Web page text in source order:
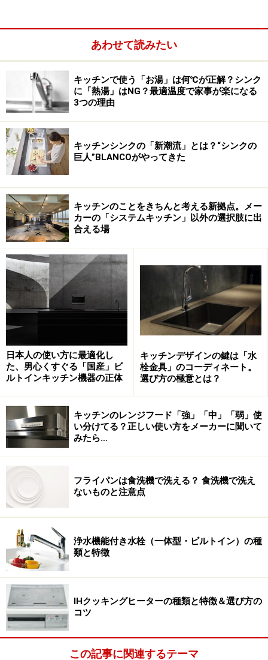
プランニングの際には、ガスコンロやIHクッキングヒー
ターなどの加熱機器と同時に、適したタイプを選択して
いくことになりますが、アイランドキッチンや対面キッ
チンなど、キッチンプランによっては取り入れるタイプ
が異なるケースも。キッチンプラン全体はもちろん、住
まい全体の換気計画にも関わるため、設計担当者と充分
ロッコファンなど
換気扇（ファン・システム）部分の主な方式には、プロ
ペラファンタイプ（直接排気式）とシロッコファンタイ
■プロペラファンタイプ（直接排気式）
気できる（外壁に直接設置できる）場合に設けられるも
の。従来の一戸建て住宅を中心によくみられるタイプ
で、比較的安価です。
取り付けも簡単で換気量も多いのがメリットでしょう。
外壁面にプロペラファンを設置し、フードを組み合わせ
るため分離型と呼ぶこともあります。
あわせて読みたい
キッチンで使う「お湯」は何℃が正解？シンク
に「熱湯」はNG？最適温度で家事が楽になる
3つの理由
キッチンシンクの「新潮流」とは？“シンクの
巨人”BLANCOがやってきた
キッチンのことをきちんと考える新拠点。メー
カーの「システムキッチン」以外の選択肢に出
合える場
日本人の使い方に最適化し
た、男心くすぐる「国産」ビ
ルトインキッチン機器の正体
キッチンデザインの鍵は「水
栓金具」のコーディネート。
選び方の極意とは？
キッチンのレンジフード「強」「中」「弱」使
い分けてる？正しい使い方をメーカーに聞いて
みたら…
フライパンは食洗機で洗える？ 食洗機で洗え
ないものと注意点
浄水機能付き水栓（一体型・ビルトイン）の種
類と特徴
IHクッキングヒーターの種類と特徴＆選び方の
コツ
この記事に関連するテーマ